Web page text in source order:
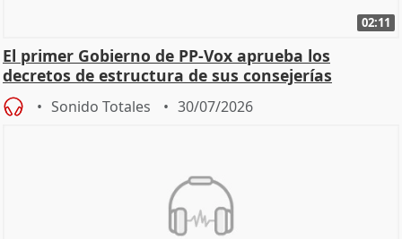
02:11
El primer Gobierno de PP-Vox aprueba los
decretos de estructura de sus consejerías
Sonido Totales 30/07/2026